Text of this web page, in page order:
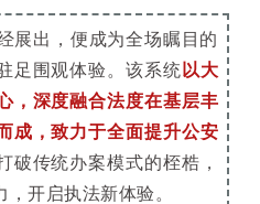
展出，便成为全场瞩目的
足围观体验。该系统 以大
，深度融合法度在基层丰
成，致力于全面提升公安
破传统办案模式的桎梏，
开启执法新体验。